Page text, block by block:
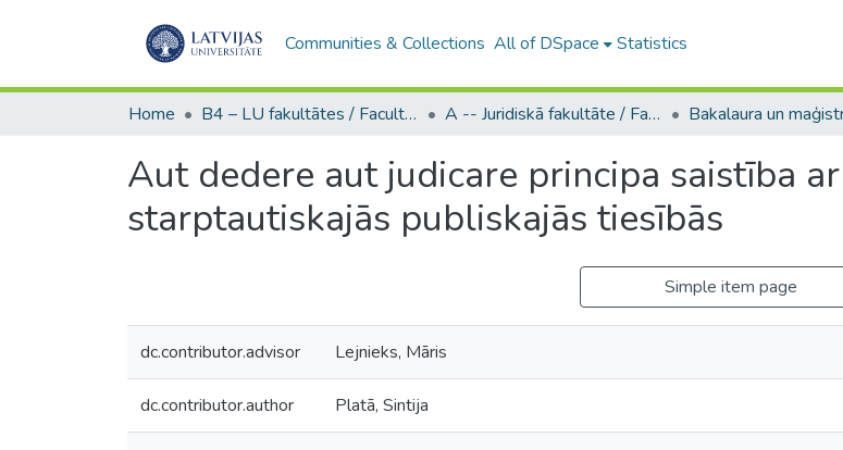
Communities & Collections All of DSpace Statistics
Home B4 – LU fakultātes / Faculties of the UL A -- Juridiskā fakultāte / Faculty of Law
Aut dedere aut judicare principa saistība
starptautiskajās publiskajās tiesībās
Simple item page
dc.contributor.advisor Lejnieks, Māris
dc.contributor.author Platā, Sintija